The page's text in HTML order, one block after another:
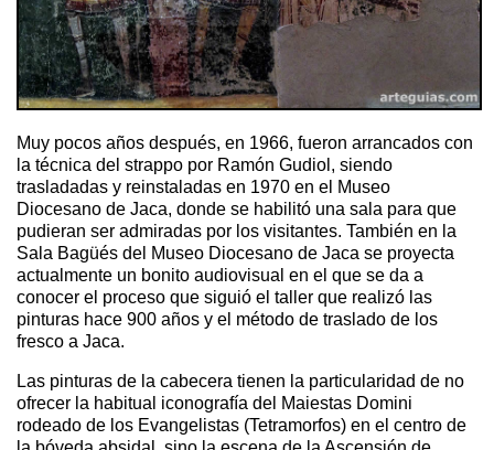
Muy pocos años después, en 1966, fueron arrancados con
la técnica del strappo por Ramón Gudiol, siendo
trasladadas y reinstaladas en 1970 en el Museo
Diocesano de Jaca, donde se habilitó una sala para que
pudieran ser admiradas por los visitantes. También en la
Sala Bagüés del Museo Diocesano de Jaca se proyecta
actualmente un bonito audiovisual en el que se da a
conocer el proceso que siguió el taller que realizó las
pinturas hace 900 años y el método de traslado de los
fresco a Jaca.
Las pinturas de la cabecera tienen la particularidad de no
ofrecer la habitual iconografía del Maiestas Domini
rodeado de los Evangelistas (Tetramorfos) en el centro de